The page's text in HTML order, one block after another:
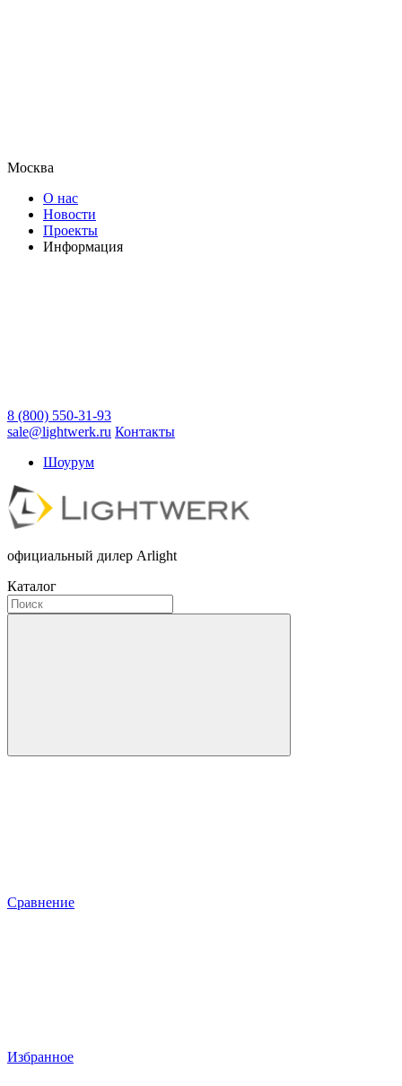
Москва
О нас
Новости
Проекты
Информация
8 (800) 550-31-93
sale@lightwerk.ru Контакты
Шоурум
официальный дилер Arlight
Каталог
Сравнение
Избранное